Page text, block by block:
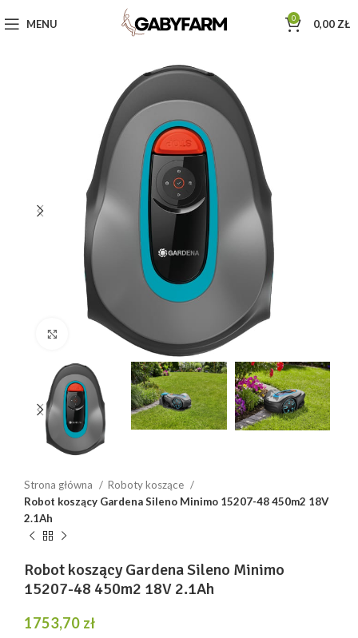
MENU 0 0,00 ZŁ
Click to enlarge
Strona główna
Roboty koszące
Robot koszący Gardena Sileno Minimo 15207-48 450m2 18V
2.1Ah
Robot koszący Gardena Sileno Minimo
15207-48 450m2 18V 2.1Ah
1753,70 zł